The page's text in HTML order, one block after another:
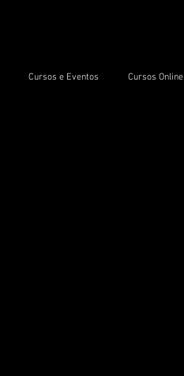
Cursos e Eventos Cursos Online